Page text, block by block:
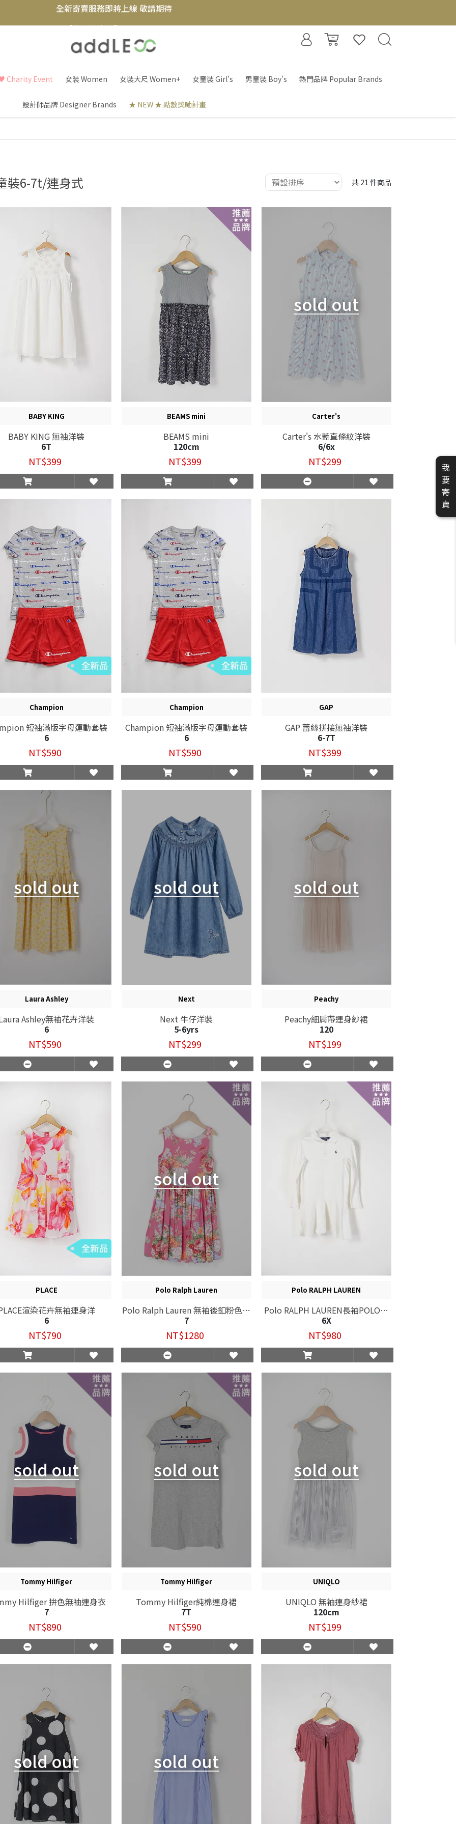
【實體概念店】6+plaza 2F
Charity Event 女裝 Women 女裝大尺 Women+ 女童裝 Girl's 男童裝 Boy's 熱門品牌 Popular Brands
設計師品牌 Designer Brands ★ NEW ★ 點數獎勵計畫
裝6-7t/連身式 共 21 件商品
BABY KING
BABY KING 無袖洋裝
6T
NT$399
BEAMS mini
BEAMS mini
120cm
NT$399
sold out
Carter's
Carter's 水藍直條紋洋裝
6/6x
NT$299
Champion
短袖滿版字母運動套裝
6
NT$590
Champion
Champion 短袖滿版字母運動套裝
6
NT$590
GAP
GAP 蕾絲拼接無袖洋裝
6-7T
NT$399
sold out
Laura Ashley
Ashley無袖花卉洋裝
6
NT$590
sold out
Next
Next 牛仔洋裝
5-6yrs
NT$299
sold out
Peachy
Peachy細肩帶連身紗裙
120
NT$199
PLACE
渲染花卉無袖連身洋
6
NT$790
sold out
Polo Ralph Lauren
Polo Ralph Lauren 無袖後釦粉色花
朵洋裝
7
NT$1280
Polo RALPH LAUREN
Polo RALPH LAUREN長袖POLO洋
裝
6X
NT$980
sold out
Tommy Hilfiger
Hilfiger 拚色無袖連身衣
7
NT$890
sold out
Tommy Hilfiger
Tommy Hilfiger純棉連身裙
7T
NT$590
sold out
UNIQLO
UNIQLO 無袖連身紗裙
120cm
NT$199
sold out sold out
我
要
寄
賣